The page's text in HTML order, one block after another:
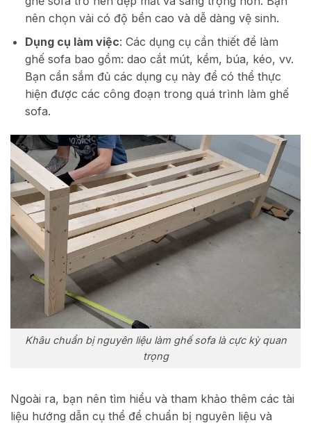
nên chọn vải có độ bền cao và dễ dàng vệ sinh.
Dụng cụ làm việc: Các dụng cụ cần thiết để làm
ghế sofa bao gồm: dao cắt mút, kềm, búa, kéo, vv.
Bạn cần sắm đủ các dụng cụ này để có thể thực
hiện được các công đoạn trong quá trình làm ghế
sofa.
Khâu chuẩn bị nguyên liệu làm ghế sofa là cực kỳ quan
trọng
Ngoài ra, bạn nên tìm hiểu và tham khảo thêm các tài
liệu hướng dẫn cụ thể để chuẩn bị nguyên liệu và